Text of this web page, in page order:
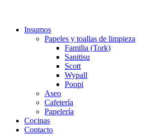
Insumos
Papeles y toallas de limpieza
Familia (Tork)
Sanitisu
Scott
Wypall
Poopi
Aseo
Cafetería
Papelería
Cocinas
Contacto